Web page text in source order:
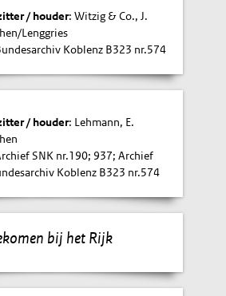
/ houder: Witzig & Co., J.
Lenggries
Koblenz B323 nr.574
/ houder: Lehmann, E.
SNK nr.190; 937; Archief
Koblenz B323 nr.574
bij het Rijk